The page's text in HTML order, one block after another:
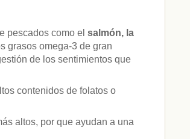
pescados como el salmón, la
grasos omega-3 de gran
de los sentimientos que
contenidos de folatos o
altos, por que ayudan a una